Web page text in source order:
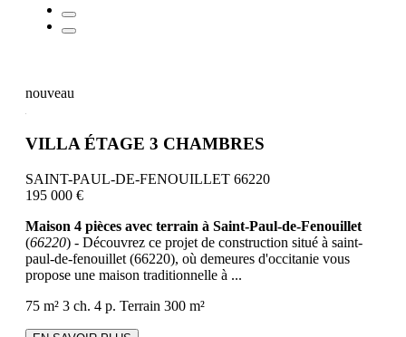
nouveau
VILLA ÉTAGE 3 CHAMBRES
SAINT-PAUL-DE-FENOUILLET 66220
195 000 €
Maison 4 pièces avec terrain à Saint-Paul-de-Fenouillet
(66220) - Découvrez ce projet de construction situé à saint-
paul-de-fenouillet (66220), où demeures d'occitanie vous
propose une maison traditionnelle à ...
75 m² 3 ch. 4 p. Terrain 300 m²